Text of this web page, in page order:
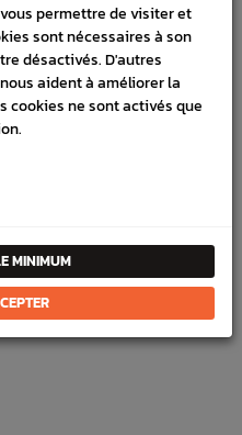
permettre de visiter et
sont nécessaires à son
désactivés. D'autres
aident à améliorer la
cookies ne sont activés que
MINIMUM